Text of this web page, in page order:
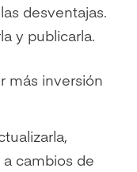
desventajas.
y publicarla.
más inversión
cambios de